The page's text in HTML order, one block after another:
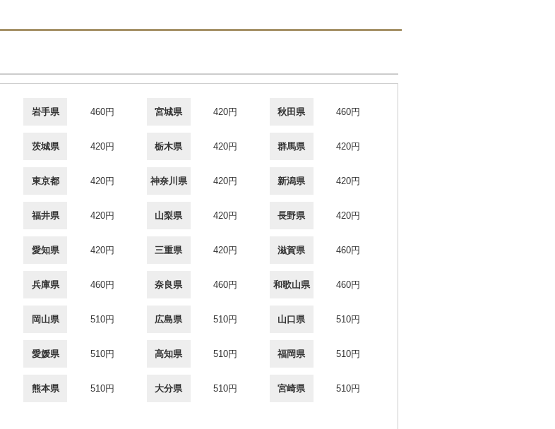
岩手県 460円 宮城県 420円 秋田県 460円
茨城県 420円 栃木県 420円 群馬県 420円
東京都 420円 神奈川県 420円 新潟県 420円
福井県 420円 山梨県 420円 長野県 420円
愛知県 420円 三重県 420円 滋賀県 460円
兵庫県 460円 奈良県 460円 和歌山県 460円
岡山県 510円 広島県 510円 山口県 510円
愛媛県 510円 高知県 510円 福岡県 510円
熊本県 510円 大分県 510円 宮崎県 510円